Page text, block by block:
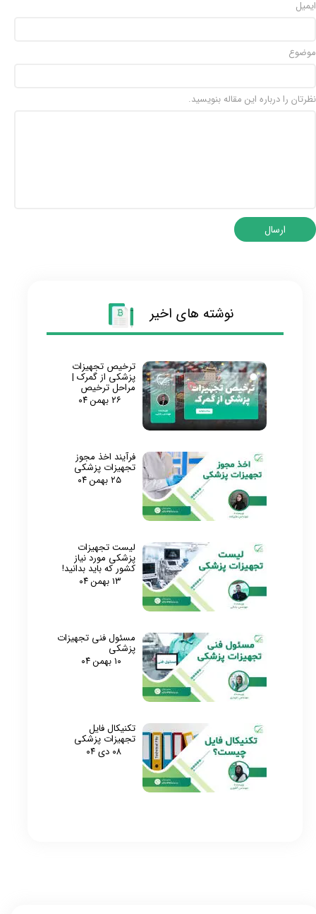
ایمیل
موضوع
نظرتان را درباره این مقاله بنویسید.
ارسال
نوشته های اخیر
ترخیص تجهیزات
پزشکی از گمرک |
مراحل ترخیص
۲۶ بهمن ۰۴
فرآیند اخذ مجوز
تجهیزات پزشکی
۲۵ بهمن ۰۴
لیست تجهیزات
پزشکی مورد نیاز
کشور که باید بدانید!
۱۳ بهمن ۰۴
مسئول فنی تجهیزات
پزشکی
۱۰ بهمن ۰۴
تکنیکال فایل
تجهیزات پزشکی
۰۸ دی ۰۴